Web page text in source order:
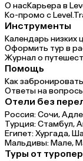
О насКарьера в
Ко-промо с
Инструменты
Календарь низких
Оформить тур в
Журнал о
Помощь
Как
Ответы на
Отели без
Россия:Сочи,
Турция:Стамбул,
Египет:Хургада,
Мальдивы:Мале,
Туры от